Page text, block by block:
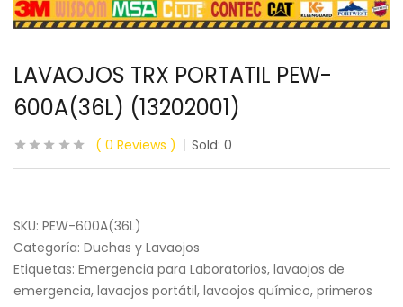
LAVAOJOS TRX PORTATIL PEW-
600A(36L) (13202001)
0 Reviews Sold: 0
SKU: PEW-600A(36L)
Categoría: Duchas y Lavaojos
Etiquetas: Emergencia para Laboratorios, lavaojos de
emergencia, lavaojos portátil, lavaojos químico, primeros